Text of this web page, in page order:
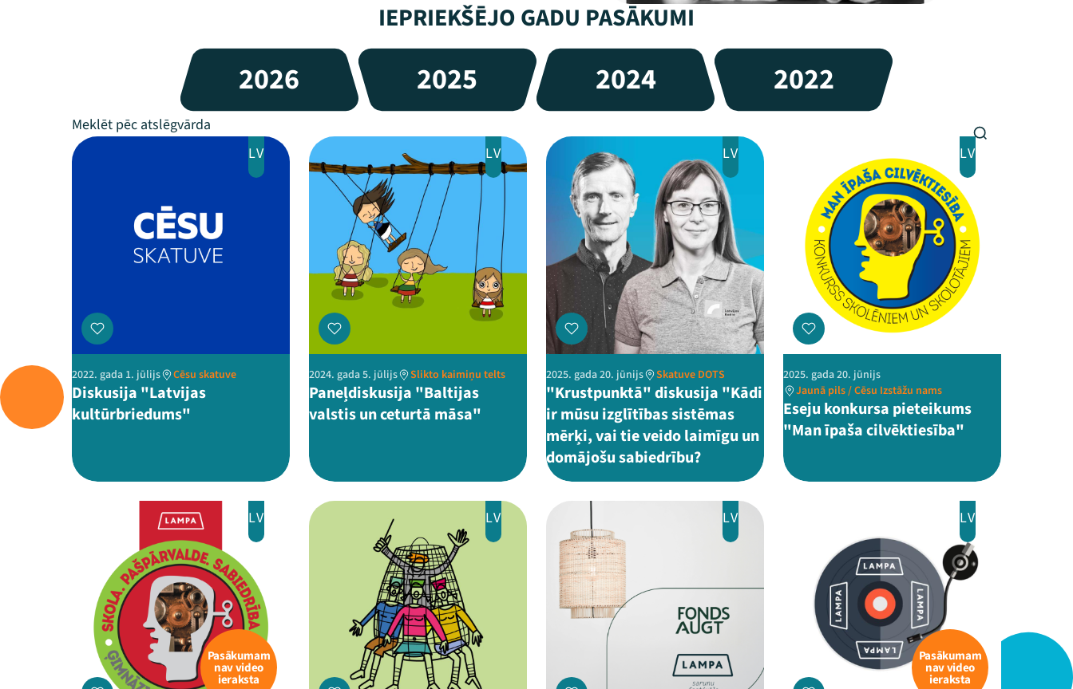
IEPRIEKŠĒJO GADU PASĀKUMI
2026 2025 2024 2022
LV
2022. gada 1. jūlijs Cēsu skatuve
Diskusija "Latvijas
kultūrbriedums"
LV
2024. gada 5. jūlijs Slikto kaimiņu telts
Paneļdiskusija "Baltijas
valstis un ceturtā māsa"
LV
2025. gada 20. jūnijs Skatuve DOTS
"Krustpunktā" diskusija "Kādi
ir mūsu izglītības sistēmas
mērķi, vai tie veido laimīgu un
domājošu sabiedrību?
LV
2025. gada 20. jūnijs
Jaunā pils / Cēsu Izstāžu nams
Eseju konkursa pieteikums
"Man īpaša cilvēktiesība"
LV
Pasākumam
nav video
ieraksta
LV LV LV
Pasākumam
nav video
ieraksta